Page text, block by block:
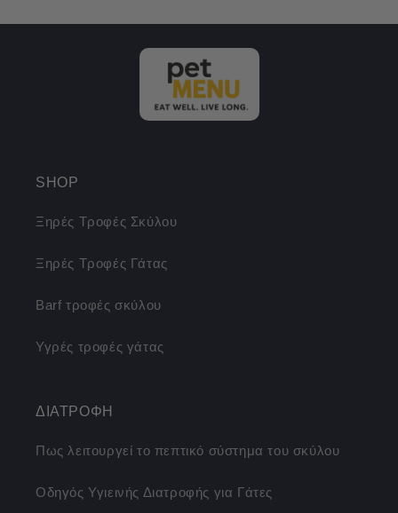
SHOP
Ξηρές Τροφές Σκύλου
Ξηρές Τροφές Γάτας
Barf τροφές σκύλου
Υγρές τροφές γάτας
ΔΙΑΤΡΟΦΗ
Πως λειτουργεί το πεπτικό σύστημα του σκύλου
Οδηγός Υγιεινής Διατροφής για Γάτες